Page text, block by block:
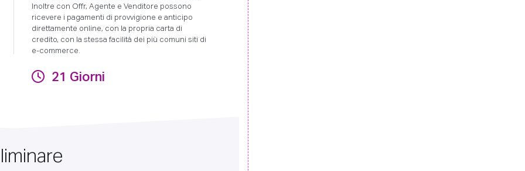
Inoltre con Offr, Agente e Venditore possono
ricevere i pagamenti di provvigione e anticipo
direttamente online, con la propria carta di
credito, con la stessa facilità dei più comuni siti di
e-commerce.
21 Giorni